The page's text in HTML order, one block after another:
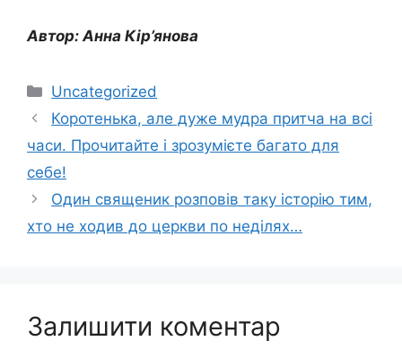
Автор: Анна Кір’янова
Категорії
Uncategorized
Коротенька, але дуже мудра притча на всі
часи. Прочитайте і зрозумієте багато для
себе!
Один священик розповів таку історію тим,
хто не ходив до церкви по неділях…
Залишити коментар